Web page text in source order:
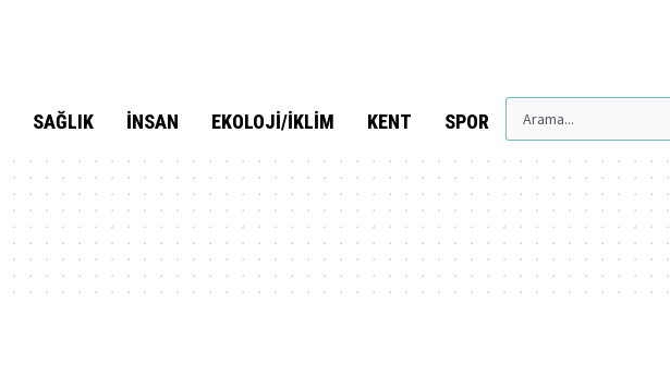
SAĞLIK İNSAN EKOLOJI/İKLIM KENT SPOR